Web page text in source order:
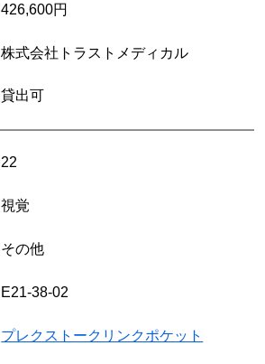
426,600円
株式会社トラストメディカル
貸出可
22
視覚
その他
E21-38-02
プレクストークリンクポケット